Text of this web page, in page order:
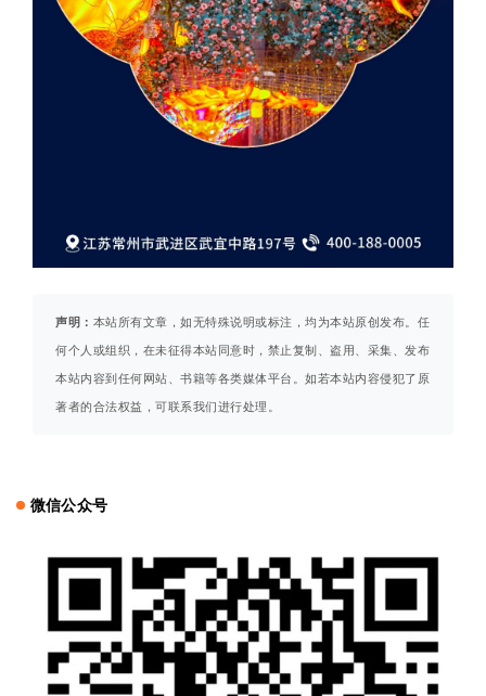
声明： 本站所有文章，如无特殊说明或标注，均为本站原创发布。任
何个人或组织，在未征得本站同意时，禁止复制、盗用、采集、发布
本站内容到任何网站、书籍等各类媒体平台。如若本站内容侵犯了原
著者的合法权益，可联系我们进行处理。
微信公众号